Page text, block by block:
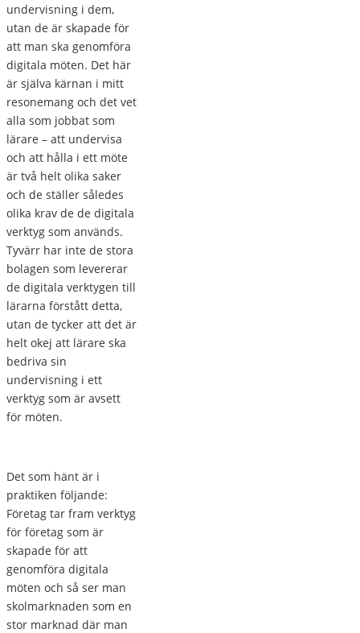
undervisning i dem,
utan de är skapade för
att man ska genomföra
digitala möten. Det här
är själva kärnan i mitt
resonemang och det vet
alla som jobbat som
lärare – att undervisa
och att hålla i ett möte
är två helt olika saker
och de ställer således
olika krav de de digitala
verktyg som används.
Tyvärr har inte de stora
bolagen som levererar
de digitala verktygen till
lärarna förstått detta,
utan de tycker att det är
helt okej att lärare ska
bedriva sin
undervisning i ett
verktyg som är avsett
för möten.
Det som hänt är i
praktiken följande:
Företag tar fram verktyg
för företag som är
skapade för att
genomföra digitala
möten och så ser man
skolmarknaden som en
stor marknad där man